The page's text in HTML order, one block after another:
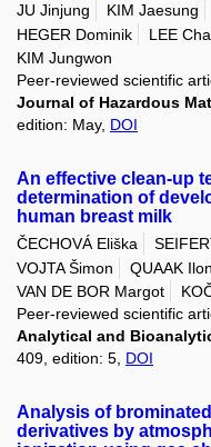
JU Jinjung KIM Jaesung
HEGER Dominik
LEE
KIM Jungwon
Peer-reviewed scientific
Journal of Hazardous
edition: May, DOI
An effective clean-up
determination of
human breast milk
ČECHOVÁ Eliška
VOJTA Šimon
QUAAK
VAN DE BOR Margot
Peer-reviewed scientific
Analytical and
409, edition: 5, DOI
Analysis of
derivatives by